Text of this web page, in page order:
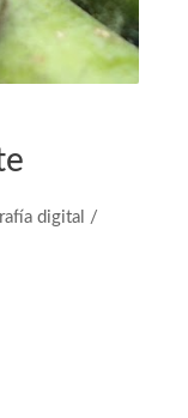
digital /